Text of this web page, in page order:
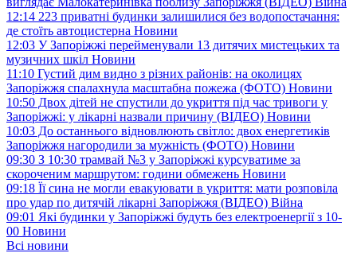
12:14 223 приватні будинки залишилися без водопостачання:
де стоїть автоцистерна Новини
12:03 У Запоріжжі перейменували 13 дитячих мистецьких та
музичних шкіл Новини
11:10 Густий дим видно з різних районів: на околицях
Запоріжжя спалахнула масштабна пожежа (ФОТО) Новини
10:50 Двох дітей не спустили до укриття під час тривоги у
Запоріжжі: у лікарні назвали причину (ВІДЕО) Новини
10:03 До останнього відновлюють світло: двох енергетиків
Запоріжжя нагородили за мужність (ФОТО) Новини
09:30 З 10:30 трамвай №3 у Запоріжжі курсуватиме за
скороченим маршрутом: години обмежень Новини
09:18 Її сина не могли евакуювати в укриття: мати розповіла
про удар по дитячій лікарні Запоріжжя (ВІДЕО) Війна
09:01 Які будинки у Запоріжжі будуть без електроенергії з 10-
00 Новини
Всі новини